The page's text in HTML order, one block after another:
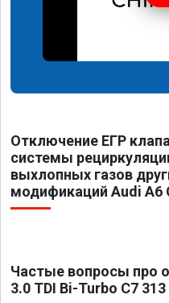
Отключение ЕГР
системы
выхлопных газов
модификаций Audi A6
Частые вопросы про
3.0 TDI Bi-Turbo C7